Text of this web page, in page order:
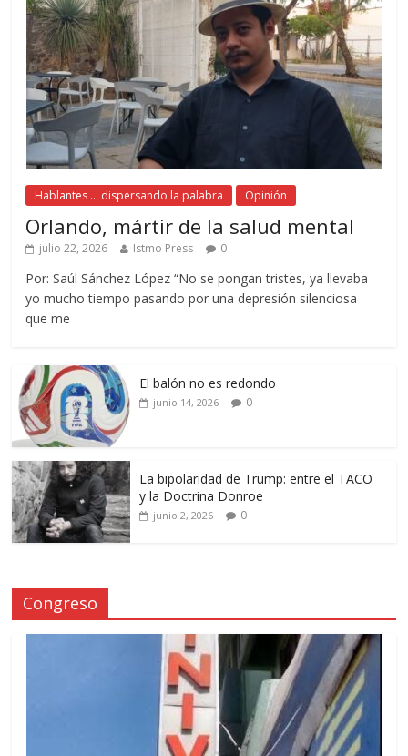
Hablantes ... dispersando la palabra Opinión
Orlando, mártir de la salud mental
julio 22, 2026 Istmo Press 0
Por: Saúl Sánchez López “No se pongan tristes, ya llevaba
yo mucho tiempo pasando por una depresión silenciosa
que me
El balón no es redondo
junio 14, 2026 0
La bipolaridad de Trump: entre el TACO
y la Doctrina Donroe
junio 2, 2026 0
Congreso